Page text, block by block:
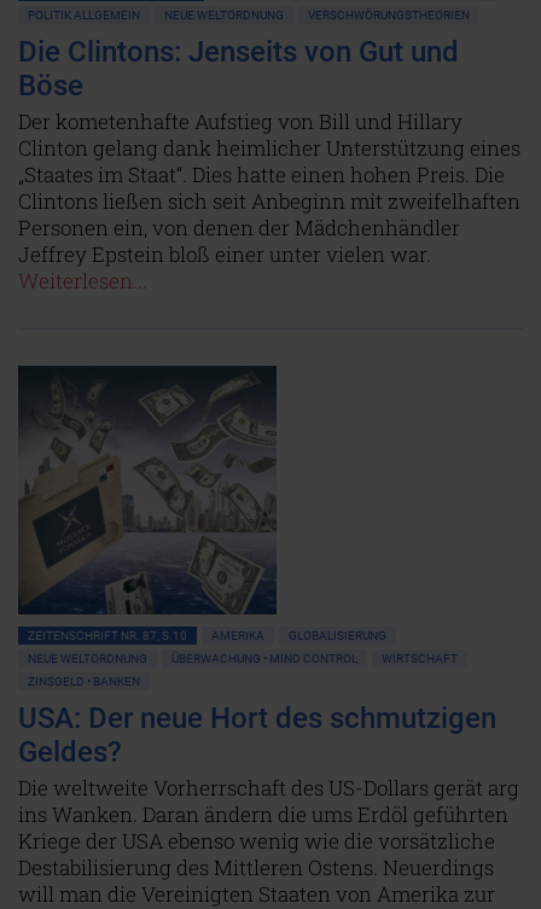
POLITIK ALLGEMEIN
NEUE WELTORDNUNG VERSCHWÖRUNGSTHEORIEN
Die Clintons: Jenseits von Gut und
Böse
Der kometenhafte Aufstieg von Bill und Hillary
Clinton gelang dank heimlicher Unterstützung eines
„Staates im Staat“. Dies hatte einen hohen Preis. Die
Clintons ließen sich seit Anbeginn mit zweifelhaften
Personen ein, von denen der Mädchenhändler
Jeffrey Epstein bloß einer unter vielen war.
Weiterlesen...
ZEITENSCHRIFT NR. 87, S.10 AMERIKA
GLOBALISIERUNG
NEUE WELTORDNUNG
ÜBERWACHUNG • MIND CONTROL
WIRTSCHAFT
ZINSGELD • BANKEN
USA: Der neue Hort des schmutzigen
Geldes?
Die weltweite Vorherrschaft des US-Dollars gerät arg
ins Wanken. Daran ändern die ums Erdöl geführten
Kriege der USA ebenso wenig wie die vorsätzliche
Destabilisierung des Mittleren Ostens. Neuerdings
will man die Vereinigten Staaten von Amerika zur